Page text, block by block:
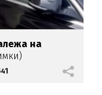
на